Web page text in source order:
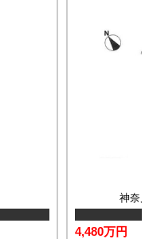
神奈
4,480万円